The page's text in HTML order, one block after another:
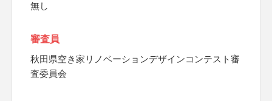
無し
審査員
秋田県空き家リノベーションデザインコンテスト審
査委員会